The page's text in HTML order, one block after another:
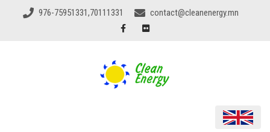
976-75951331,70111331 contact@cleanenergy.mn